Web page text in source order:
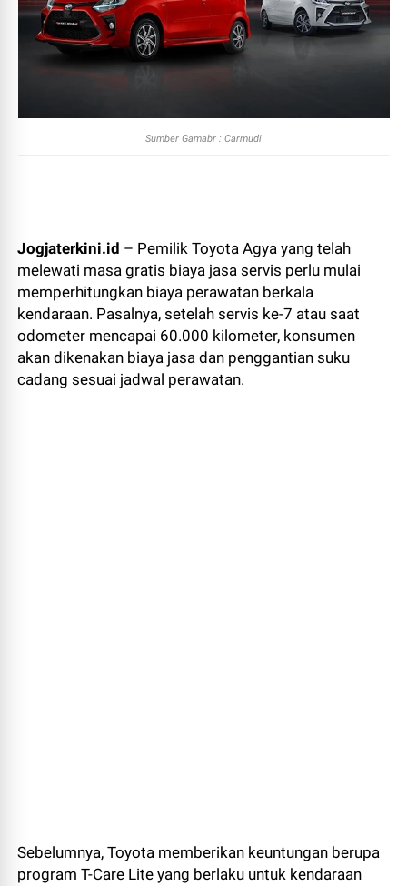
Sumber Gamabr : Carmudi
Jogjaterkini.id – Pemilik Toyota Agya yang telah
melewati masa gratis biaya jasa servis perlu mulai
memperhitungkan biaya perawatan berkala
kendaraan. Pasalnya, setelah servis ke-7 atau saat
odometer mencapai 60.000 kilometer, konsumen
akan dikenakan biaya jasa dan penggantian suku
cadang sesuai jadwal perawatan.
Sebelumnya, Toyota memberikan keuntungan berupa
program T-Care Lite yang berlaku untuk kendaraan